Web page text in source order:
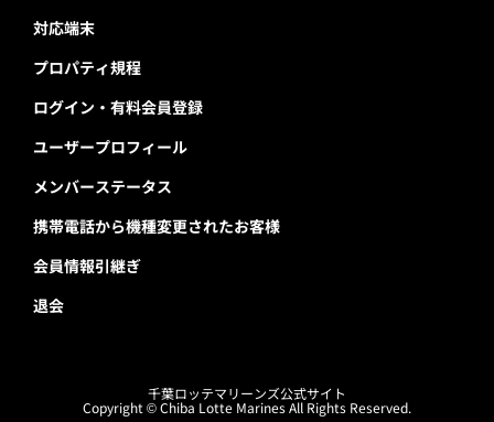
対応端末
プロパティ規程
ログイン・有料会員登録
ユーザープロフィール
メンバーステータス
携帯電話から機種変更されたお客様
会員情報引継ぎ
退会
千葉ロッテマリーンズ公式サイト
Copyright © Chiba Lotte Marines All Rights Reserved.